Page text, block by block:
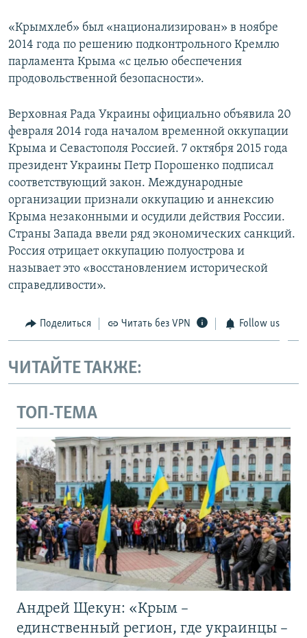
«Крымхлеб» был «национализирован» в ноябре
2014 года по решению подконтрольного Кремлю
парламента Крыма «с целью обеспечения
продовольственной безопасности».
Верховная Рада Украины официально объявила 20
февраля 2014 года началом временной оккупации
Крыма и Севастополя Россией. 7 октября 2015 года
президент Украины Петр Порошенко подписал
соответствующий закон. Международные
организации признали оккупацию и аннексию
Крыма незаконными и осудили действия России.
Страны Запада ввели ряд экономических санкций.
Россия отрицает оккупацию полуострова и
называет это «восстановлением исторической
справедливости».
Поделиться Читать без VPN Follow us
ЧИТАЙТЕ ТАКЖЕ:
ТОП-ТЕМА
Андрей Щекун: «Крым –
единственный регион, где украинцы –